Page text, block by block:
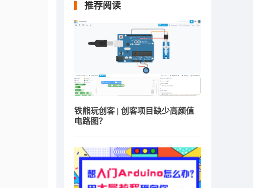
推荐阅读
铁熊玩创客 | 创客项目缺少高颜值
电路图？